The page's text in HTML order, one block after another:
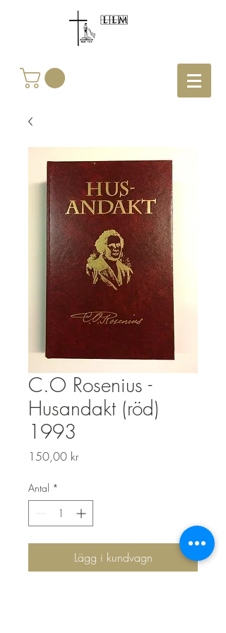
C.O Rosenius -
Husandakt (röd)
1993
150,00 krPris
Antal *
Lägg i kundvagn